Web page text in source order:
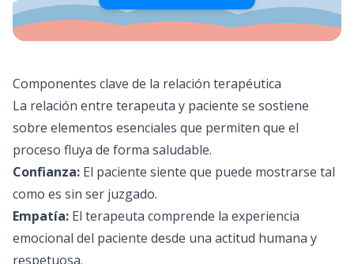
Componentes clave de la relación terapéutica
La relación entre terapeuta y paciente se sostiene
sobre elementos esenciales que permiten que el
proceso fluya de forma saludable.
Confianza: El paciente siente que puede mostrarse tal
como es sin ser juzgado.
Empatía: El terapeuta comprende la experiencia
emocional del paciente desde una actitud humana y
respetuosa.